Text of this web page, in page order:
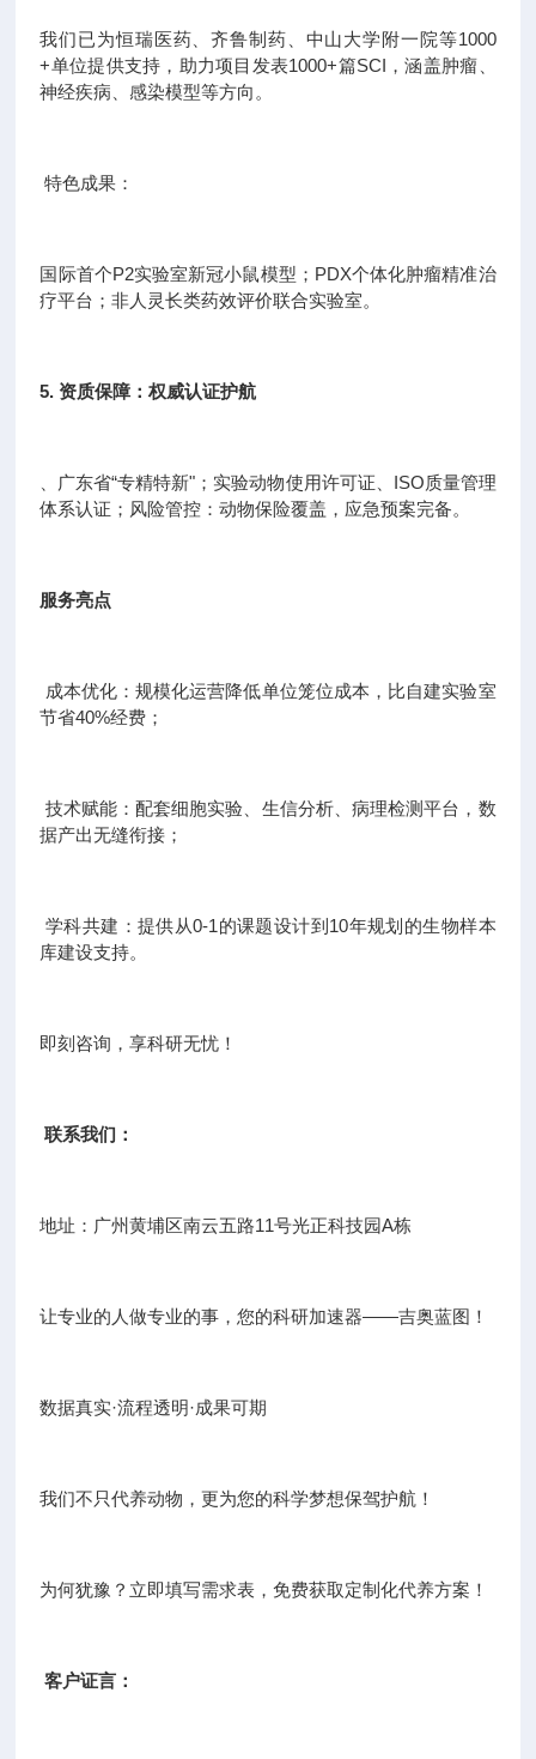
我们已为恒瑞医药、齐鲁制药、中山大学附一院等1000
+单位提供支持，助力项目发表1000+篇SCI，涵盖肿瘤、
神经疾病、感染模型等方向。
特色成果：
国际首个P2实验室新冠小鼠模型；PDX个体化肿瘤精准治
疗平台；非人灵长类药效评价联合实验室。
5. 资质保障：权威认证护航
、广东省“专精特新"；实验动物使用许可证、ISO质量管理
体系认证；风险管控：动物保险覆盖，应急预案完备。
服务亮点
成本优化：规模化运营降低单位笼位成本，比自建实验室
节省40%经费；
技术赋能：配套细胞实验、生信分析、病理检测平台，数
据产出无缝衔接；
学科共建：提供从0-1的课题设计到10年规划的生物样本
库建设支持。
即刻咨询，享科研无忧！
联系我们：
地址：广州黄埔区南云五路11号光正科技园A栋
让专业的人做专业的事，您的科研加速器——吉奥蓝图！
数据真实·流程透明·成果可期
我们不只代养动物，更为您的科学梦想保驾护航！
为何犹豫？立即填写需求表，免费获取定制化代养方案！
客户证言：